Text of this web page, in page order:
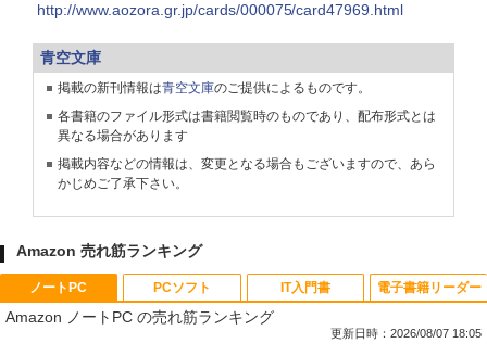
http://www.aozora.gr.jp/cards/000075/card47969.html
青空文庫
掲載の新刊情報は青空文庫のご提供によるものです。
各書籍のファイル形式は書籍閲覧時のものであり、配布形式とは
異なる場合があります
掲載内容などの情報は、変更となる場合もございますので、あら
かじめご了承下さい。
Amazon 売れ筋ランキング
ノートPC
Amazon ノートPC の売れ筋ランキング
更新日時：2026/08/07 18:05
PCソフト IT入門書 電子書籍リーダー